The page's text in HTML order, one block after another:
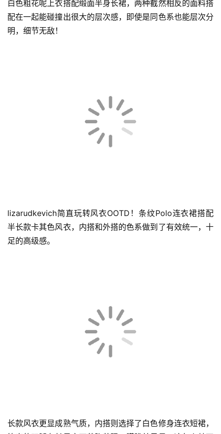
科
白色粗花呢上衣搭配缎面半身长裙，两种截然相反的面料搭
配在一起能碰撞出很大的层次感，即使是同色系也能层次分
明，细节无敌！
lizarudkevich简直玩转风衣OOTD！条纹Polo连衣裙搭配
半长款卡其色风衣，内搭和外搭的色系做到了有效统一，十
足的高级感。
长款风衣更显成熟气质，内搭则选择了白色修身连衣短裙，